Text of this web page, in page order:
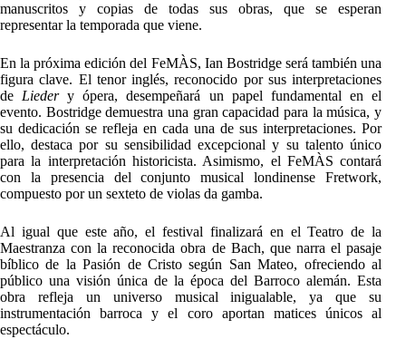
manuscritos y copias de todas sus obras, que se esperan
representar la temporada que viene.
En la próxima edición del FeMÀS, Ian Bostridge será también una
figura clave. El tenor inglés, reconocido por sus interpretaciones
de Liedery ópera, desempeñará un papel fundamental en el
evento. Bostridge demuestra una gran capacidad para la música, y
su dedicación se refleja en cada una de sus interpretaciones. Por
ello, destaca por su sensibilidad excepcional y su talento único
para la interpretación historicista. Asimismo, el FeMÀS contará
con la presencia del conjunto musical londinense Fretwork,
compuesto por un sexteto de violas da gamba.
Al igual que este año, el festival finalizará en el Teatro de la
Maestranza con la reconocida obra de Bach, que narra el pasaje
bíblico de la Pasión de Cristo según San Mateo, ofreciendo al
público una visión única de la época del Barroco alemán. Esta
obra refleja un universo musical inigualable, ya que su
instrumentación barroca y el coro aportan matices únicos al
espectáculo.